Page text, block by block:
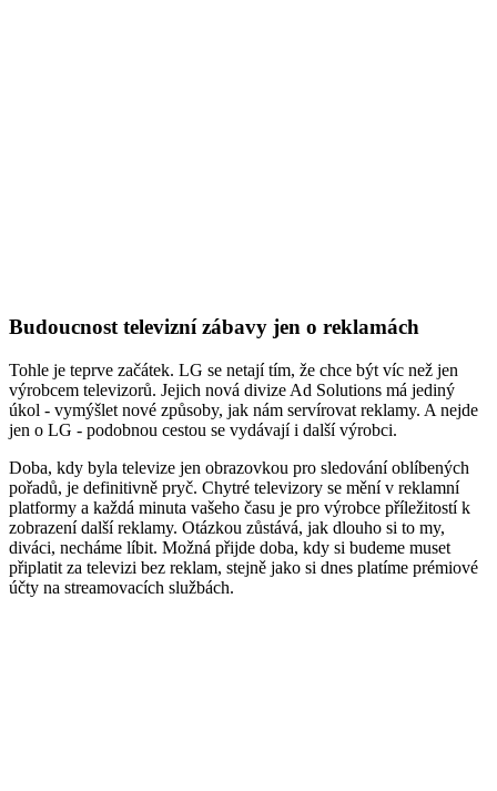
Budoucnost televizní zábavy jen o reklamách
Tohle je teprve začátek. LG se netají tím, že chce být víc než jen
výrobcem televizorů. Jejich nová divize Ad Solutions má jediný
úkol - vymýšlet nové způsoby, jak nám servírovat reklamy. A nejde
jen o LG - podobnou cestou se vydávají i další výrobci.
Doba, kdy byla televize jen obrazovkou pro sledování oblíbených
pořadů, je definitivně pryč. Chytré televizory se mění v reklamní
platformy a každá minuta vašeho času je pro výrobce příležitostí k
zobrazení další reklamy. Otázkou zůstává, jak dlouho si to my,
diváci, necháme líbit. Možná přijde doba, kdy si budeme muset
připlatit za televizi bez reklam, stejně jako si dnes platíme prémiové
účty na streamovacích službách.